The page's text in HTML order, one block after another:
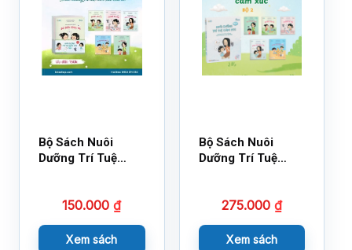
Bộ Sách Nuôi
Dưỡng Trí Tuệ
150.000₫
Xem sách
Bộ Sách Nuôi
Dưỡng Trí Tuệ
275.000 ₫
Xem sách